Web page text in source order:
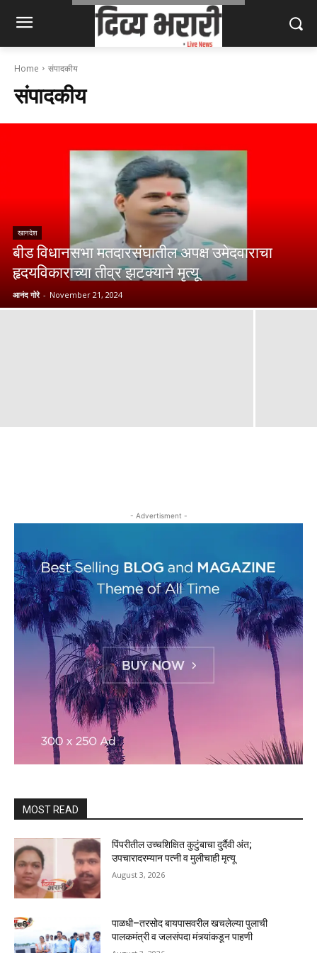
Home संपादकीय
संपादकीय
खानदेश
बीड विधानसभा मतदारसंघातील अपक्ष उमेदवाराचा
हृदयविकाराच्या तीव्र झटक्याने मृत्यू
आनंद गोरे - November 21, 2024
- Advertisment -
MOST READ
पिंपरीतील उच्चशिक्षित कुटुंबाचा दुर्दैवी अंत;
उपचारादरम्यान पत्नी व मुलीचाही मृत्यू
August 3, 2026
पाळधी–तरसोद बायपासवरील खचलेल्या पुलाची
पालकमंत्री व जलसंपदा मंत्र्यांकडून पाहणी